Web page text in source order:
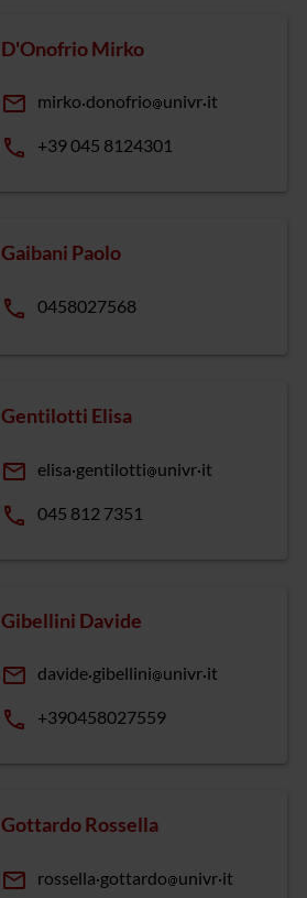
D'Onofrio Mirko
email mirko donofrio univr it
phone +39 045 8124301
Gaibani Paolo
phone 0458027568
Gentilotti Elisa
email elisa gentilotti univr it
phone 045 812 7351
Gibellini Davide
email davide gibellini univr it
phone +390458027559
Gottardo Rossella
email rossella gottardo univr it